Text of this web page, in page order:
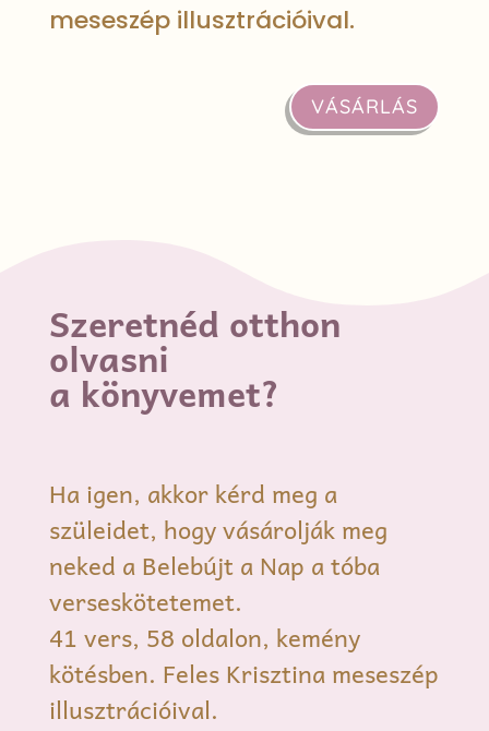
meseszép illusztrációival.
VÁSÁRLÁS
Szeretnéd otthon
olvasni
a könyvemet?
Ha igen, akkor kérd meg a
szüleidet, hogy vásárolják meg
neked a Belebújt a Nap a tóba
verseskötetemet.
41 vers, 58 oldalon, kemény
kötésben. Feles Krisztina meseszép
illusztrációival.